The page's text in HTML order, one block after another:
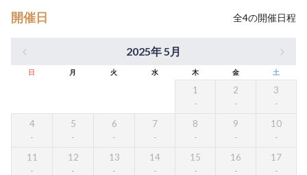
開催日 全4の開催日程
2025年 5月
日 月 火 水 木 金 土
1 2 3
4 5 6 7 8 9 10
11 12 13 14 15 16 17